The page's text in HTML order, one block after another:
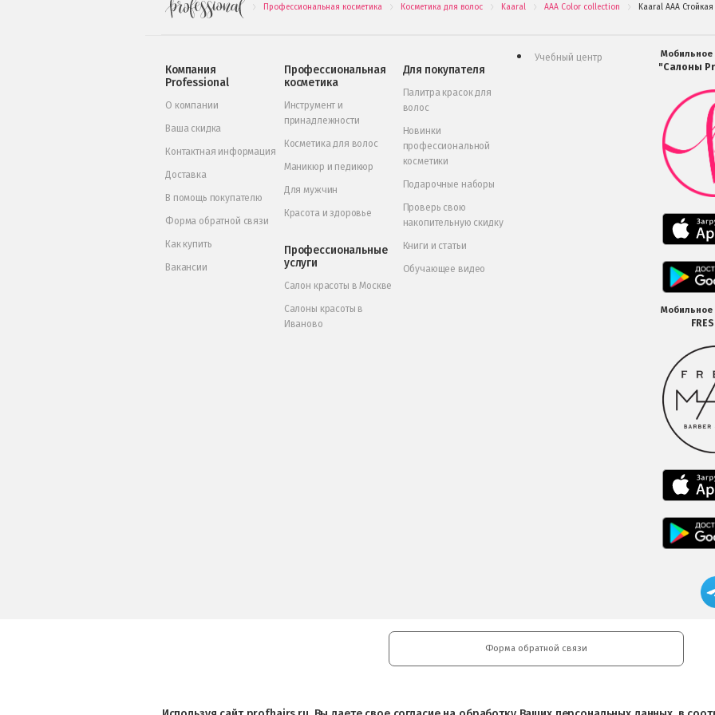
Профессиональная косметика Косметика для волос Kaaral AAA Color collection Kaaral AAA
Компания
Professional
О компании
Ваша скидка
Контактная информация
Доставка
В помощь покупателю
Форма обратной связи
Как купить
Вакансии
Профессиональная
косметика
Инструмент и
принадлежности
Косметика для волос
Маникюр и педикюр
Для мужчин
Красота и здоровье
Профессиональные
услуги
Салон красоты в Москве
Салоны красоты в
Иваново
Для покупателя
Палитра красок для
волос
Новинки
профессиональной
косметики
Подарочные наборы
Проверь свою
накопительную скидку
Книги и статьи
Обучающее видео
Учебный центр Мобильное
"Салоны
Мобильное
Форма обратной связи